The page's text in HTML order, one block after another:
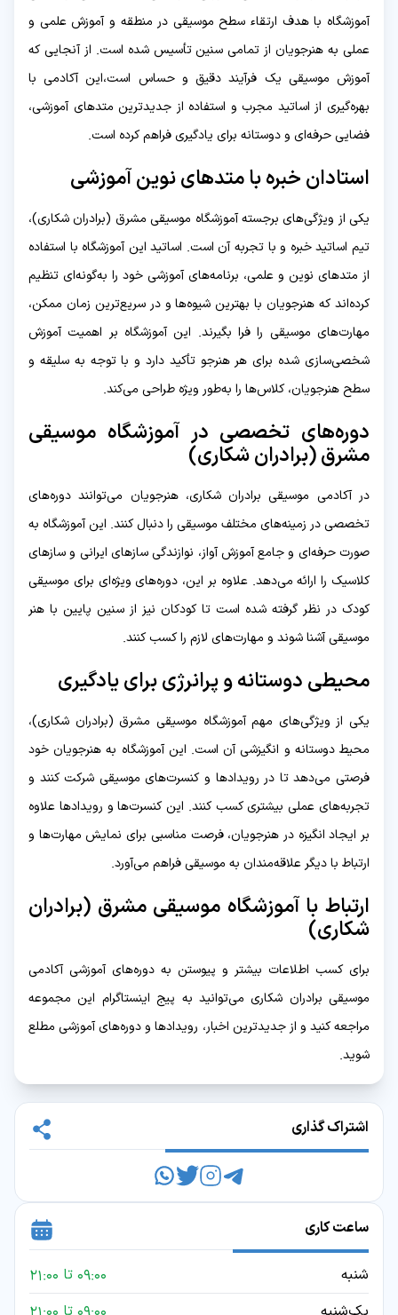
آموزشگاه با هدف ارتقاء سطح موسیقی در منطقه و آموزش علمی و
عملی به هنرجویان از تمامی سنین تأسیس شده است. از آنجایی که
آموزش موسیقی یک فرآیند دقیق و حساس است،این آکادمی با
بهره‌گیری از اساتید مجرب و استفاده از جدیدترین متدهای آموزشی،
فضایی حرفه‌ای و دوستانه برای یادگیری فراهم کرده است.
استادان خبره با متدهای نوین آموزشی
یکی از ویژگی‌های برجسته آموزشگاه موسیقی مشرق (برادران شکاری)،
تیم اساتید خبره و با تجربه آن است. اساتید این آموزشگاه با استفاده
از متدهای نوین و علمی، برنامه‌های آموزشی خود را به‌گونه‌ای تنظیم
کرده‌اند که هنرجویان با بهترین شیوه‌ها و در سریع‌ترین زمان ممکن،
مهارت‌های موسیقی را فرا بگیرند. این آموزشگاه بر اهمیت آموزش
شخصی‌سازی شده برای هر هنرجو تأکید دارد و با توجه به سلیقه و
سطح هنرجویان، کلاس‌ها را به‌طور ویژه طراحی می‌کند.
دوره‌های تخصصی در آموزشگاه موسیقی
مشرق (برادران شکاری)
در آکادمی موسیقی برادران شکاری، هنرجویان می‌توانند دوره‌های
تخصصی در زمینه‌های مختلف موسیقی را دنبال کنند. این آموزشگاه به
صورت حرفه‌ای و جامع آموزش آواز، نوازندگی سازهای ایرانی و سازهای
کلاسیک را ارائه می‌دهد. علاوه بر این، دوره‌های ویژه‌ای برای موسیقی
کودک در نظر گرفته شده است تا کودکان نیز از سنین پایین با هنر
موسیقی آشنا شوند و مهارت‌های لازم را کسب کنند.
محیطی دوستانه و پرانرژی برای یادگیری
یکی از ویژگی‌های مهم آموزشگاه موسیقی مشرق (برادران شکاری)،
محیط دوستانه و انگیزشی آن است. این آموزشگاه به هنرجویان خود
فرصتی می‌دهد تا در رویدادها و کنسرت‌های موسیقی شرکت کنند و
تجربه‌های عملی بیشتری کسب کنند. این کنسرت‌ها و رویدادها علاوه
بر ایجاد انگیزه در هنرجویان، فرصت مناسبی برای نمایش مهارت‌ها و
ارتباط با دیگر علاقه‌مندان به موسیقی فراهم می‌آورد.
ارتباط با آموزشگاه موسیقی مشرق (برادران
شکاری)
برای کسب اطلاعات بیشتر و پیوستن به دوره‌های آموزشی آکادمی
موسیقی برادران شکاری می‌توانید به پیج اینستاگرام این مجموعه
مراجعه کنید و از جدیدترین اخبار، رویدادها و دوره‌های آموزشی مطلع
شوید.
اشتراک گذاری
ساعت کاری
شنبه
09:00 تا 21:00